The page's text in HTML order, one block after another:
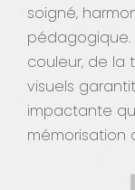
soigné,
pédagogique.
couleur, de la
visuels
impactante
mémorisation